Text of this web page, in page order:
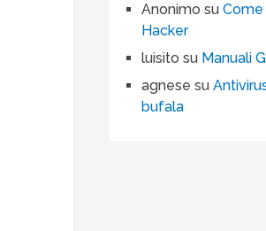
Anonimo suCome
Hacker
luisito su Manuali
agnese su
bufala